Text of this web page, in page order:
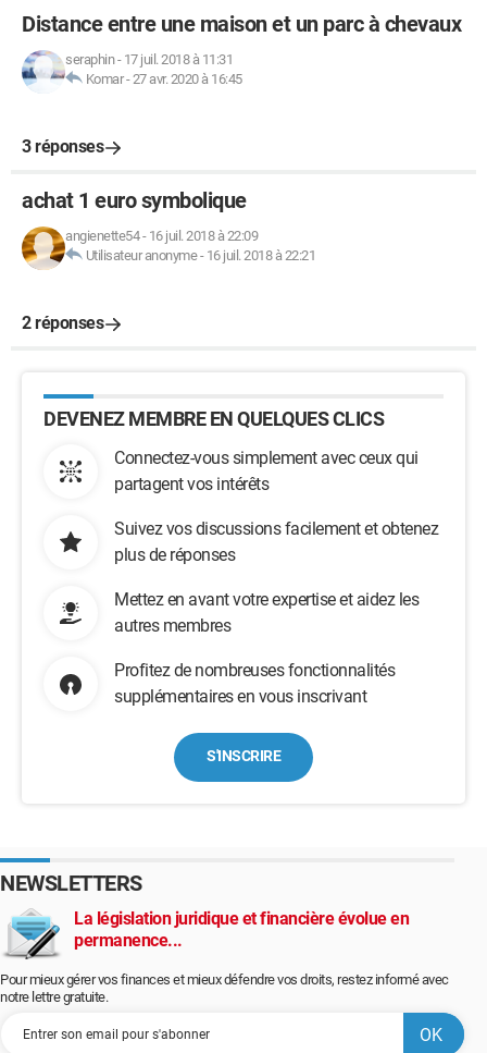
Distance entre une maison et un parc à chevaux
seraphin- 17 juil. 2018 à 11:31
Komar-27 avr. 2020 à 16:45
3 réponses
achat 1 euro symbolique
angienette54- 16 juil. 2018 à 22:09
Utilisateur anonyme- 16 juil. 2018 à 22:21
2 réponses
DEVENEZ MEMBRE EN QUELQUES CLICS
Connectez-vous simplement avec ceux qui
partagent vos intérêts
Suivez vos discussions facilement et obtenez
plus de réponses
Mettez en avant votre expertise et aidez les
autres membres
Profitez de nombreuses fonctionnalités
supplémentaires en vous inscrivant
S'INSCRIRE
NEWSLETTERS
La législation juridique et financière évolue en
permanence...
Pour mieux gérer vos finances et mieux défendre vos droits, restez informé avec
notre lettre gratuite.